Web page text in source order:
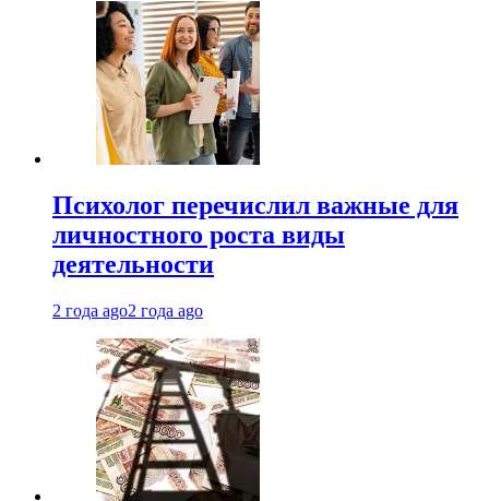
Психолог перечислил важные для
личностного роста виды
деятельности
2 года ago2 года ago